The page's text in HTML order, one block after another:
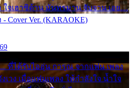
ใจเฮาซิด้าน มันทรมาน จับจาน เอย…
Cover Ver. (KARAOKE)
ที่ได้รับไออุ่น การุณ จากแฟน เพลง
วง เมื่อแฟนเพลง ให้กำลังใจ น้ำใจ